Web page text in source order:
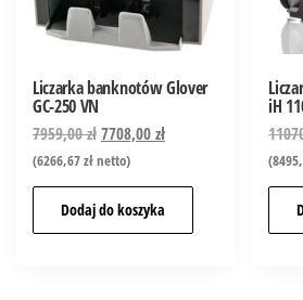
Liczarka banknotów Glover
GC-250 VN
7959,00zł7708,00zł
(6266,67złnetto)
Dodaj do koszyka
iH
(